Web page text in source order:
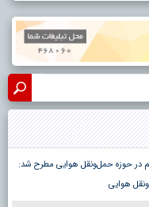
در حوزه حمل‌ونقل هوایی مطرح شد:
هوایی